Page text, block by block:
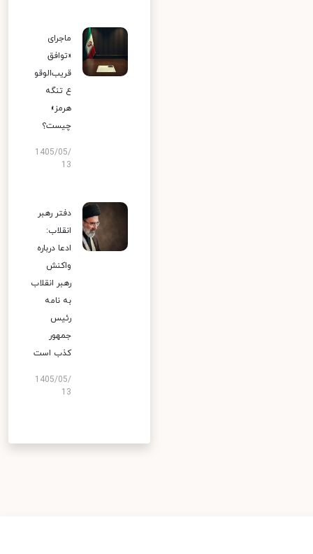
ماجرای
«توافق
قریب‌الوقو
ع تنگه
هرمز»
چیست؟
1405/05/
13
دفتر رهبر
انقلاب:
ادعا درباره
واکنش
رهبر انقلاب
به نامه
رئیس
جمهور
کذب است
1405/05/
13